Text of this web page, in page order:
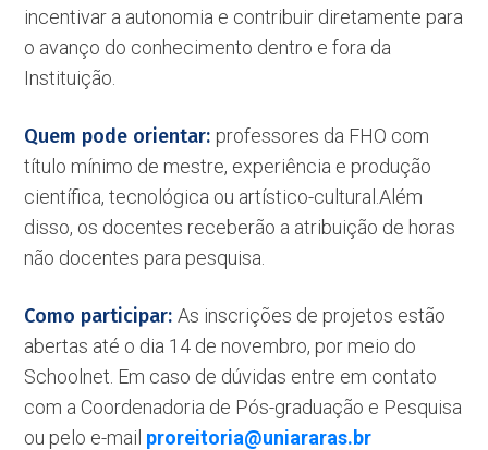
incentivar a autonomia e contribuir diretamente para
o avanço do conhecimento dentro e fora da
Instituição.
Quem pode orientar: professores da FHO com
título mínimo de mestre, experiência e produção
científica, tecnológica ou artístico-cultural.Além
disso, os docentes receberão a atribuição de horas
não docentes para pesquisa.
Como participar:As inscrições de projetos estão
abertas até o dia 14 de novembro, por meio do
Schoolnet. Em caso de dúvidas entre em contato
com a Coordenadoria de Pós-graduação e Pesquisa
ou pelo e-mail proreitoria@uniararas.br